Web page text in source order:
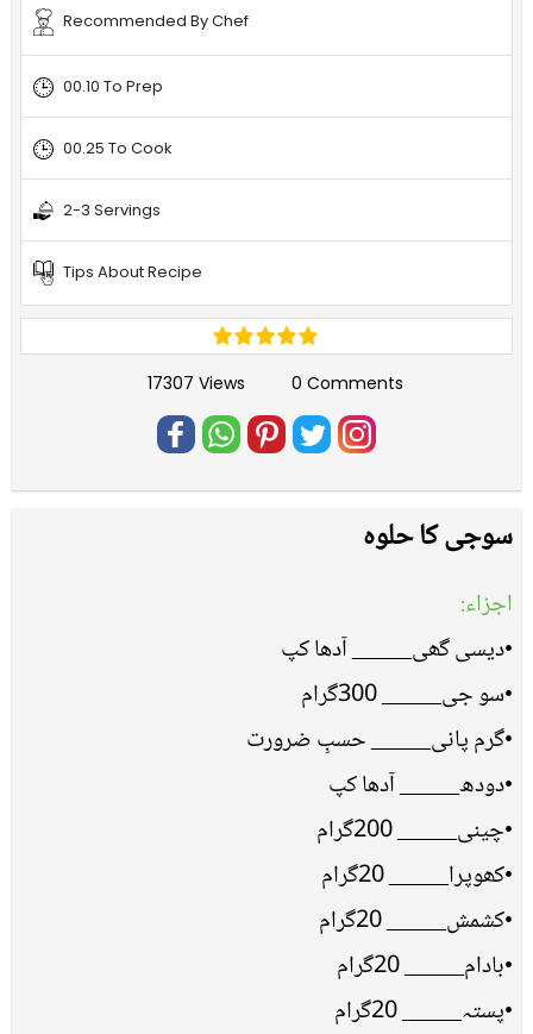
Recommended By Chef
00.10 To Prep
00.25 To Cook
2-3 Servings
Tips About Recipe
17307 Views 0 Comments
سوجی کا حلوہ
اجزاء:
•دیسی گھی_____ آدھا کپ
•سو جی_____ 300گرام
•گرم پانی_____ حسبِ ضرورت
•دودھ_____ آدھا کپ
•چینی_____ 200گرام
•کھوپرا_____ 20گرام
•کشمش_____ 20گرام
•بادام_____ 20گرام
•پستہ_____ 20گرام